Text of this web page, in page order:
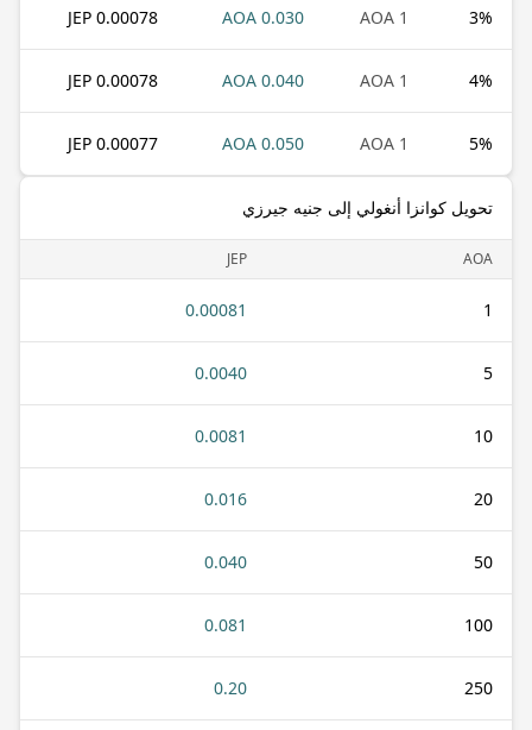
3%
1 AOA
0.030 AOA
0.00078 JEP
4%
1 AOA
0.040 AOA
0.00078 JEP
5%
1 AOA
0.050 AOA
0.00077 JEP
تحويل كوانزا أنغولي إلى جنيه جيرزي
AOA
JEP
1
0.00081
5
0.0040
10
0.0081
20
0.016
50
0.040
100
0.081
250
0.20